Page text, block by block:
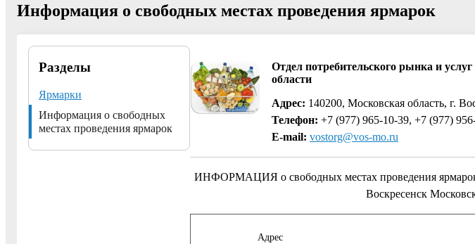
Информация о свободных местах проведения ярмарок
Разделы
Ярмарки
Информация о свободных
местах проведения ярмарок
Отдел потребительского рынка и
области
Адрес: 140200, Московская область, г.
Телефон: +7 (977) 965-10-39, +7 (977)
E-mail: vostorg@vos-mo.ru
ИНФОРМАЦИЯ о свободных местах проведения ярмарок
Воскресенск
Адрес